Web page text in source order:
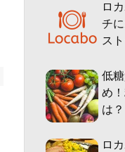
ロ
チ
ス
低
め
は？
ロ